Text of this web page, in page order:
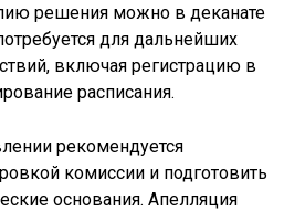
решения можно в деканате
для дальнейших
включая регистрацию в
расписания.
рекомендуется
комиссии и подготовить
основания. Апелляция